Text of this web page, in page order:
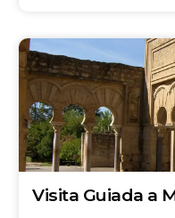
Visita Guiada a